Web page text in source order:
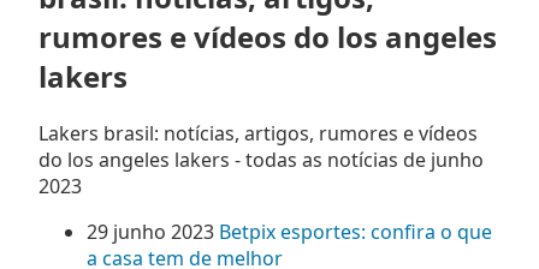
rumores e vídeos do los angeles
lakers
Lakers brasil: notícias, artigos, rumores e vídeos
do los angeles lakers - todas as notícias de junho
2023
29 junho 2023 Betpix esportes: confira o que
a casa tem de melhor